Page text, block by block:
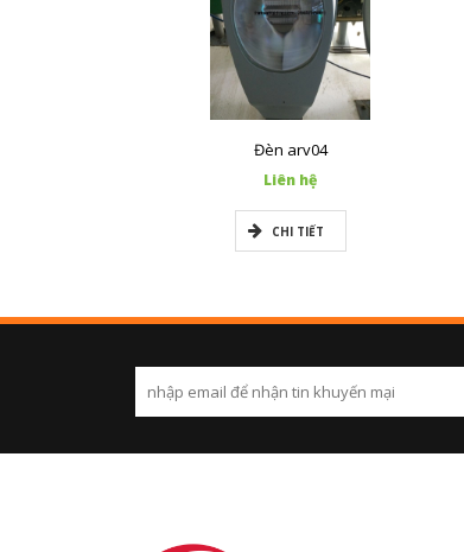
Đèn arv04
Liên hệ
CHI TIẾT